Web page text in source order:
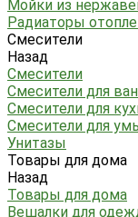
Мойки из
Радиаторы
Смесители
Назад
Смесители
Смесители для
Смесители для
Смесители для
Унитазы
Товары для дома
Назад
Товары для дома
Вешалки для